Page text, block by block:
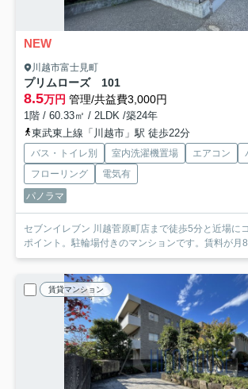
NEW
川越市富士見町
プリムローズ 101
8.5万円 管理/共益費3,000円
1階 / 60.33㎡ / 2LDK /築24年
東武東上線「川越市」駅 徒歩22分
バス・トイレ別 室内洗濯機置場 エアコン
フローリング
電気有
パノラマ
セブンイレブン 川越菅原町店まで徒歩5分と近場に
ポイント。駐輪場付きのマンションです。賃料が月
賃貸マンション